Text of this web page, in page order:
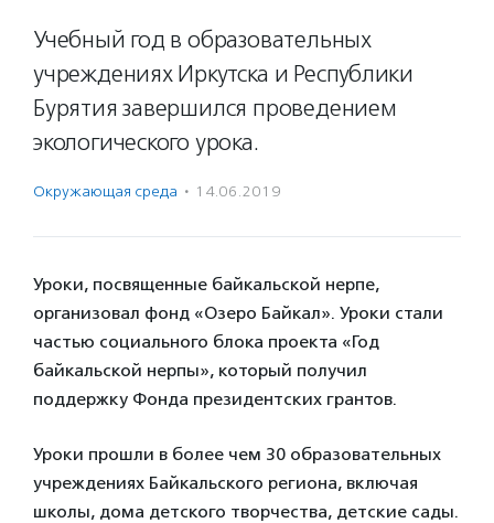
Учебный год в образовательных
учреждениях Иркутска и Республики
Бурятия завершился проведением
экологического урока.
Окружающая среда · 14.06.2019
Уроки, посвященные байкальской нерпе,
организовал фонд «Озеро Байкал». Уроки стали
частью социального блока проекта «Год
байкальской нерпы», который получил
поддержку Фонда президентских грантов.
Уроки прошли в более чем 30 образовательных
учреждениях Байкальского региона, включая
школы, дома детского творчества, детские сады.